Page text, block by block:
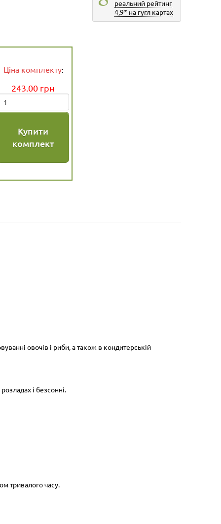
реальний рейтинг
4,9* на гугл картах
грн
=
Ціна комплекту
овочів і риби, а також в кондитерській
і безсонні.
тривалого часу.